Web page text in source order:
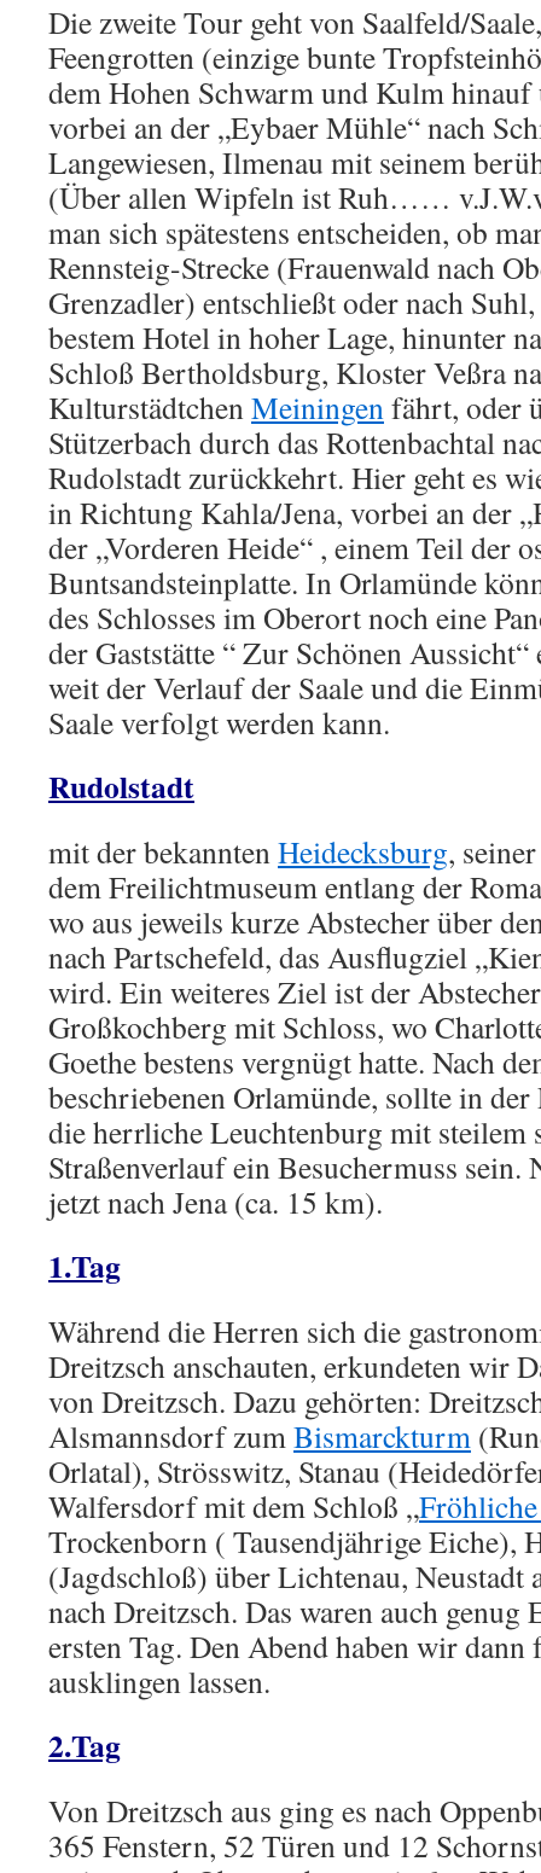
Die zweite Tour geht von Saalfeld/
Feengrotten (einzige bunte
dem Hohen Schwarm und Kulm
vorbei an der „Eybaer Mühle“ nach
Langewiesen, Ilmenau mit seinem
(Über allen Wipfeln ist Ruh……
man sich spätestens entscheiden, ob
Rennsteig-Strecke (Frauenwald nach
Grenzadler) entschließt oder nach
bestem Hotel in hoher Lage, hinunter
Schloß Bertholdsburg, Kloster Veßra
KulturstädtchenMeiningenfährt, oder
Stützerbach durch das Rottenbachtal
Rudolstadt zurückkehrt. Hier geht es
in Richtung Kahla/Jena, vorbei an der
der „Vorderen Heide“ , einem Teil der
Buntsandsteinplatte. In Orlamünde
des Schlosses im Oberort noch eine
der Gaststätte “ Zur Schönen
weit der Verlauf der Saale und die
Saale verfolgt werden kann.
Rudolstadt
mit der bekanntenHeidecksburg,
dem Freilichtmuseum entlang der
wo aus jeweils kurze Abstecher über
nach Partschefeld, das Ausflugziel
wird. Ein weiteres Ziel ist der
Großkochberg mit Schloss, wo
Goethe bestens vergnügt hatte. Nach
beschriebenen Orlamünde, sollte in
die herrliche Leuchtenburg mit steilem
Straßenverlauf ein Besuchermuss sein.
jetzt nach Jena (ca. 15 km).
1.Tag
Während die Herren sich die
Dreitzsch anschauten, erkundeten wir
von Dreitzsch. Dazu gehörten:
Alsmannsdorf zumBismarckturm
Orlatal), Strösswitz, Stanau
Walfersdorf mit dem Schloß „
Trockenborn ( Tausendjährige Eiche),
(Jagdschloß) über Lichtenau, Neustadt
nach Dreitzsch. Das waren auch genug
ersten Tag. Den Abend haben wir
ausklingen lassen.
2.Tag
Von Dreitzsch aus ging es nach
365 Fenstern, 52 Türen und 12